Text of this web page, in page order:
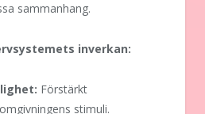
sammanhang.
inverkan:
Förstärkt
stimuli.